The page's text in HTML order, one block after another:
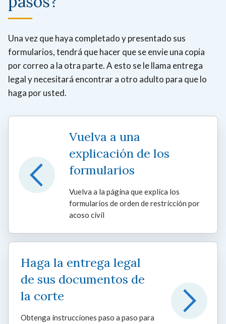
Una vez que haya completado y presentado sus
formularios, tendrá que hacer que se envie una copia
por correo a la otra parte. A esto se le llama entrega
legal y necesitará encontrar a otro adulto para que lo
haga por usted.
Vuelva a una
explicación de los
formularios
Vuelva a la página que explica los
formularios de orden de restricción por
acoso civil
Haga la entrega legal
de sus documentos de
la corte
Obtenga instrucciones paso a paso para